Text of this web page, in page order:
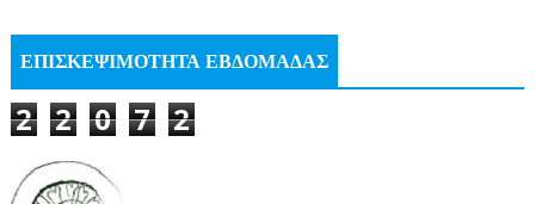
ΕΠΙΣΚΕΨΙΜΟΤΗΤΑ ΕΒΔΟΜΑΔΑΣ
2 2 0 7 2